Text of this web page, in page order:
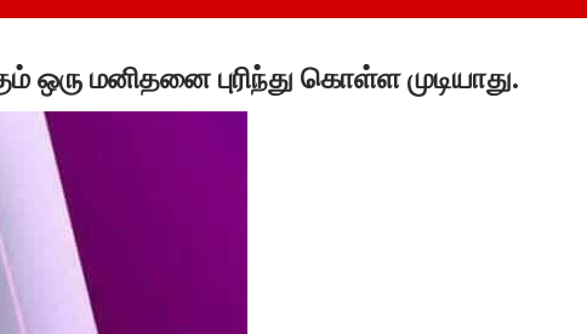
மனிதனை புரிந்து கொள்ள முடியாது.